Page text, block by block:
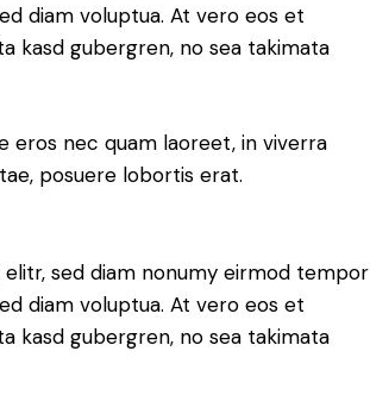
diam voluptua. At vero eos et
kasd gubergren, no sea takimata
eros nec quam laoreet, in viverra
posuere lobortis erat.
sed diam nonumy eirmod tempor
diam voluptua. At vero eos et
kasd gubergren, no sea takimata